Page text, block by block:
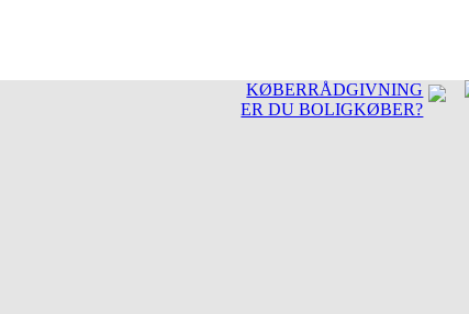
KØBERRÅDGIVNING
ER DU BOLIGKØBER?